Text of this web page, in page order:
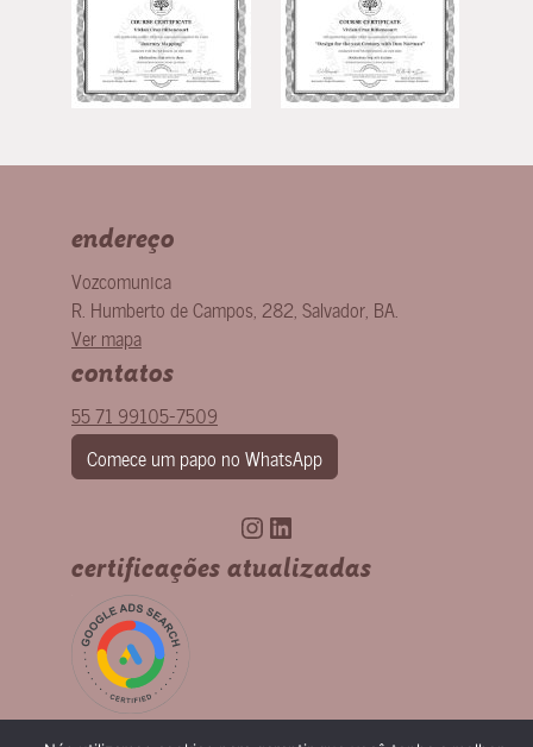
endereço
Vozcomunica
R. Humberto de Campos, 282 Salvador BA
Ver mapa
contatos
55 71 99105-7509
Comece um papo no WhatsApp
Instagram
LinkedIn
certificações atualizadas